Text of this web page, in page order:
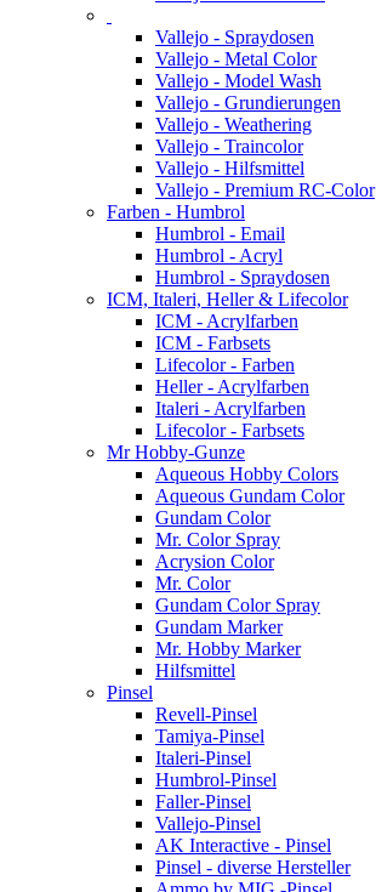
Vallejo - Spraydosen
Vallejo - Metal Color
Vallejo - Model Wash
Vallejo - Grundierungen
Vallejo - Weathering
Vallejo - Traincolor
Vallejo - Hilfsmittel
Vallejo - Premium RC-Color
Farben - Humbrol
Humbrol - Email
Humbrol - Acryl
Humbrol - Spraydosen
ICM, Italeri, Heller & Lifecolor
ICM - Acrylfarben
ICM - Farbsets
Lifecolor - Farben
Heller - Acrylfarben
Italeri - Acrylfarben
Lifecolor - Farbsets
Mr Hobby-Gunze
Aqueous Hobby Colors
Aqueous Gundam Color
Gundam Color
Mr. Color Spray
Acrysion Color
Mr. Color
Gundam Color Spray
Gundam Marker
Mr. Hobby Marker
Hilfsmittel
Pinsel
Revell-Pinsel
Tamiya-Pinsel
Italeri-Pinsel
Humbrol-Pinsel
Faller-Pinsel
Vallejo-Pinsel
AK Interactive - Pinsel
Pinsel - diverse Hersteller